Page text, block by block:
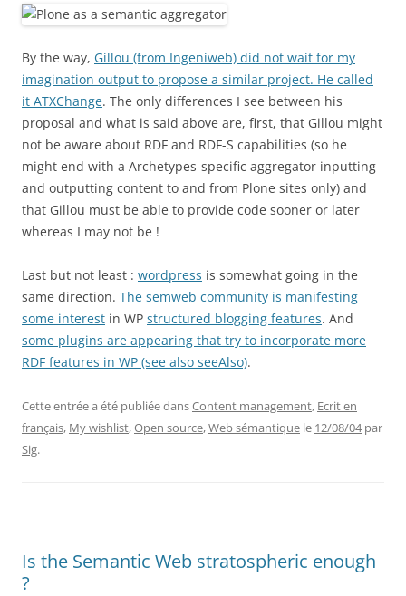
By the way, Gillou (from Ingeniweb) did not wait for my
imagination output to propose a similar project. He called
it ATXChange. The only differences I see between his
proposal and what is said above are, first, that Gillou might
not be aware about RDF and RDF-S capabilities (so he
might end with a Archetypes-specific aggregator inputting
and outputting content to and from Plone sites only) and
that Gillou must be able to provide code sooner or later
whereas I may not be !
Last but not least : wordpress is somewhat going in the
same direction. The semweb community is manifesting
some interest in WP structured blogging features. And
some plugins are appearing that try to incorporate more
RDF features in WP (see also seeAlso).
Cette entrée a été publiée dansContent management, Ecrit en
français, My wishlist,Open source,Web sémantique le 12/08/04 par
Sig.
Is the Semantic Web stratospheric enough
?